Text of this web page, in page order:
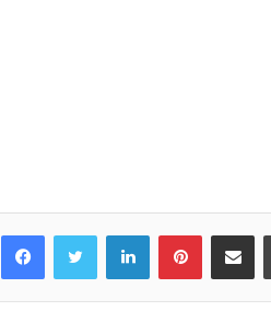
FacebookTwitter LinkedinPinterest